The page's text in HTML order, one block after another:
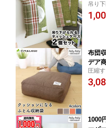
吊り
バー
吊り
箱あ
す。
布団
デア
グッ
収納
圧縮
とし
もで
1000